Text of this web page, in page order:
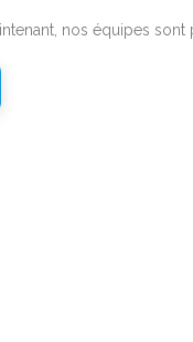
nos équipes sont